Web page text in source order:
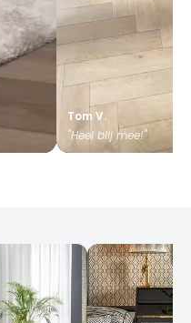
Tom V.
"Heel blij mee!"